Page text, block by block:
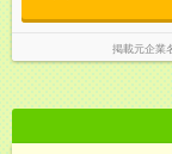
掲載元企業